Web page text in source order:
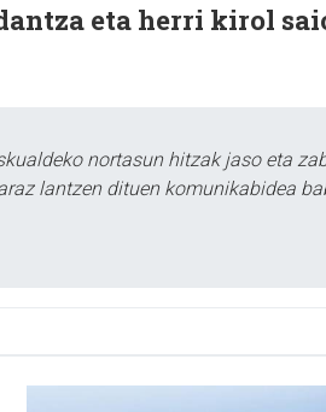
eta herri kirol
nortasun hitzak jaso eta
lantzen dituen komunikabidea